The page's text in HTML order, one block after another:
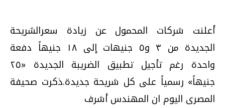
أعلنت شركات المحمول عن زيادة سعرالشريحة
الجديدة من ٣ و٥ جنيهات إلى ١٨ جنيهاً دفعة
واحدة رغم تأجيل تطبيق الضريبة الجديدة «٢٥
جنيهاً» رسمياً على كل شريحة جديدة.ذكرت صحيفة
المصرى اليوم ان المهندس أشرف